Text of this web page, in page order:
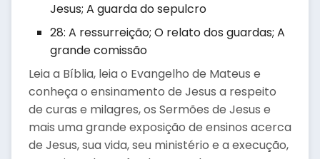
Jesus; A guarda do sepulcro
28: A ressurreição; O relato dos guardas; A
grande comissão
Leia a Bíblia, leia o Evangelho de Mateus e
conheça o ensinamento de Jesus a respeito
de curas e milagres, os Sermões de Jesus e
mais uma grande exposição de ensinos acerca
de Jesus, sua vida, seu ministério e a execução,